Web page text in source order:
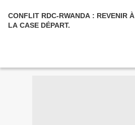
CONFLIT RDC-RWANDA : REVENIR À
LA CASE DÉPART.